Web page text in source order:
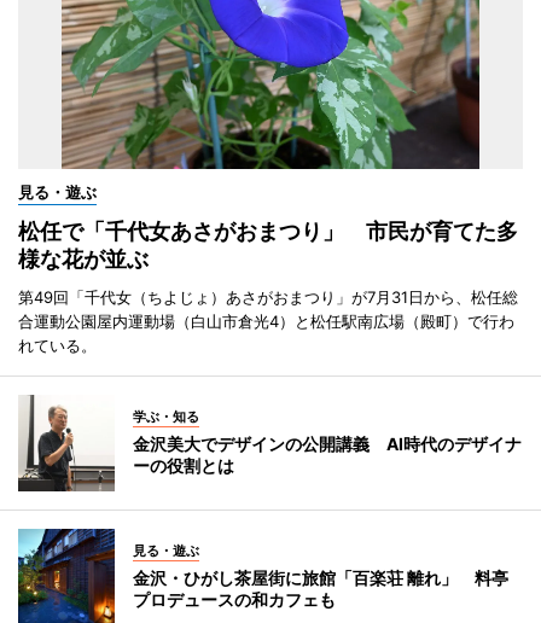
見る・遊ぶ
松任で「千代女あさがおまつり」 市民が育てた多
様な花が並ぶ
第49回「千代女（ちよじょ）あさがおまつり」が7月31日から、松任総
合運動公園屋内運動場（白山市倉光4）と松任駅南広場（殿町）で行わ
れている。
学ぶ・知る
金沢美大でデザインの公開講義 AI時代のデザイナ
ーの役割とは
見る・遊ぶ
金沢・ひがし茶屋街に旅館「百楽荘 離れ」 料亭
プロデュースの和カフェも